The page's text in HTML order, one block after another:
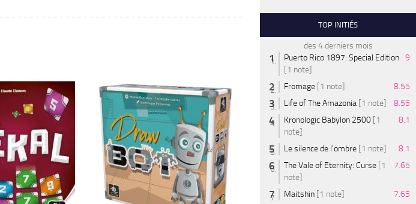
TOP INITIÉS
des 4 derniers mois
Puerto Rico 1897: Special Edition
[1 note]
9
Fromage [1 note]
8.55
Life of The Amazonia [1 note]
8.55
Kronologic Babylon 2500 [1
note]
8.1
Le silence de l'ombre [1 note]
8.1
The Vale of Eternity: Curse [1
note]
7.65
Maitshin [1 note]
7.65